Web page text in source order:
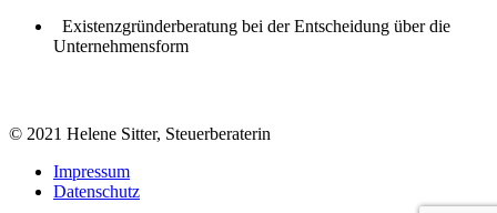
Existenzgründerberatung bei der Entscheidung über die
Unternehmensform
© 2021 Helene Sitter, Steuerberaterin
Impressum
Datenschutz